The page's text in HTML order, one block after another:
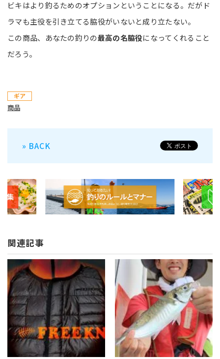
ビキはより釣るためのオプションということになる。だがド
ラマも主役を引き立てる脇役がいないと成り立たない。
この商品、あなたの釣りの最高の名脇役になってくれること
だろう。
ギア
商品
» BACK
関連記事